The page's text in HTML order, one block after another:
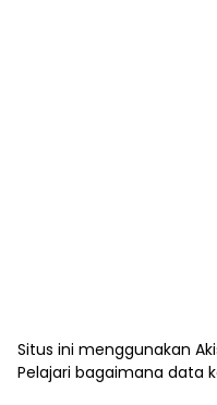
Situs ini menggunakan
Pelajari bagaimana data